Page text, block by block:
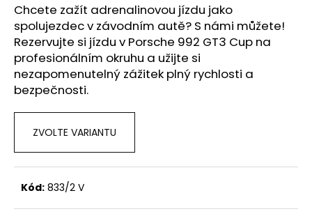
Chcete zažít adrenalinovou jízdu jako
spolujezdec v závodním autě? S námi můžete!
Rezervujte si jízdu v Porsche 992 GT3 Cup na
profesionálním okruhu a užijte si
nezapomenutelný zážitek plný rychlosti a
bezpečnosti.
ZVOLTE VARIANTU
Kód: 833/2 V
D
o
p
r
č
u
e
m